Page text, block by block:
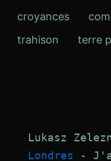
croyances
trahison
terre
Lukasz
Londres -